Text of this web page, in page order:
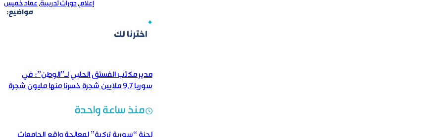
إعلام,دورات تدريبية, عماد خميس
مواضيع:
اخترنا لك
مدير مكتب الفستق الحلبي لـ”الوطن”: في
سوريا 9,7 ملايين شجرة خسرنا منها مليون شجرة
منذ ساعة واحدة